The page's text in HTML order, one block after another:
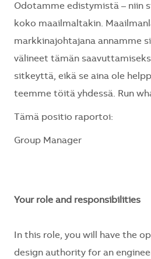
Odotamme edistymistä – niin
koko maailmaltakin.
markkinajohtajana annamme
välineet tämän
sitkeyttä, eikä se aina ole
teemme töitä yhdessä. Run
Tämä positio raportoi:
Group Manager
Your role and responsibilities
In this role, you will have the
design authority for an